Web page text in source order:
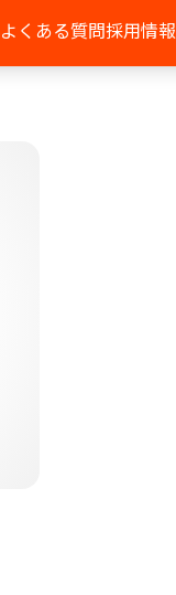
よくある質問採用情報